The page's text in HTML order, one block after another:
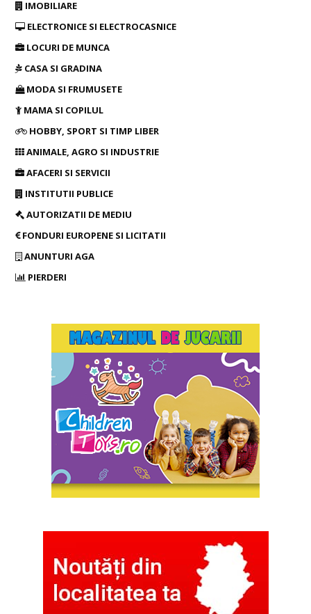
IMOBILIARE
ELECTRONICE SI ELECTROCASNICE
LOCURI DE MUNCA
CASA SI GRADINA
MODA SI FRUMUSETE
MAMA SI COPILUL
HOBBY, SPORT SI TIMP LIBER
ANIMALE, AGRO SI INDUSTRIE
AFACERI SI SERVICII
INSTITUTII PUBLICE
AUTORIZATII DE MEDIU
FONDURI EUROPENE SI LICITATII
ANUNTURI AGA
PIERDERI